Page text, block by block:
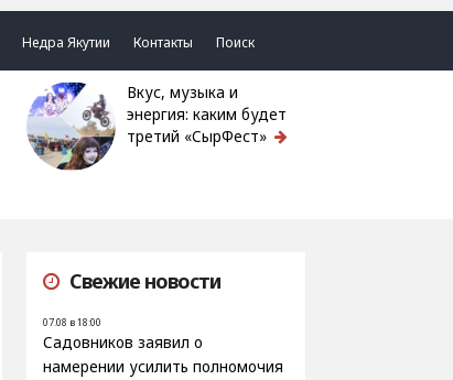
Недра Якутии Контакты Поиск
Вкус, музыка и
энергия: каким будет
третий «СырФест»
Свежие новости
07.08 в 18:00
Садовников заявил о
намерении усилить полномочия